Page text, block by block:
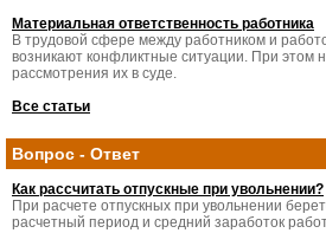
Материальная ответственность работника
В трудовой сфере между работником и
возникают конфликтные ситуации. При этом
рассмотрения их в суде.
Все статьи
Вопрос - Ответ
Как рассчитать отпускные при увольнении?
При расчете отпускных при увольнении
расчетный период и средний заработок